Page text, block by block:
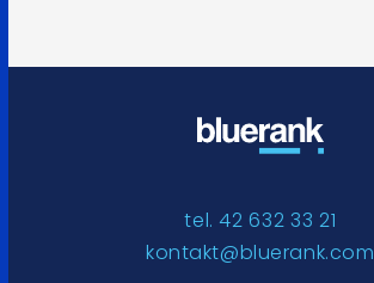
tel. 42 632 33 21
kontakt@bluerank.com